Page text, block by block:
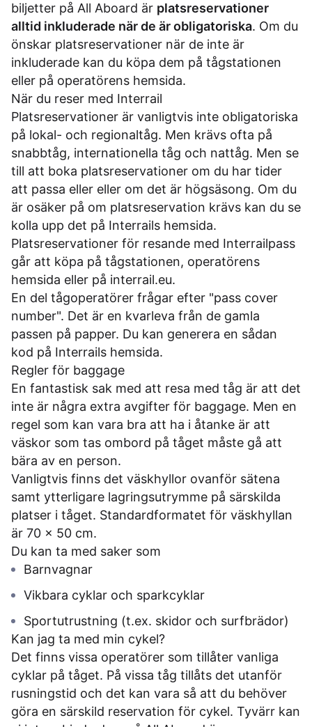
biljetter på All Aboard är platsreservationer
alltid inkluderade när de är obligatoriska. Om du
önskar platsreservationer när de inte är
inkluderade kan du köpa dem på tågstationen
eller på operatörens hemsida.
När du reser med Interrail
Platsreservationer är vanligtvis inte obligatoriska
på lokal- och regionaltåg. Men krävs ofta på
snabbtåg, internationella tåg och nattåg. Men se
till att boka platsreservationer om du har tider
att passa eller eller om det är högsäsong. Om du
är osäker på om platsreservation krävs kan du se
kolla upp det på Interrails hemsida.
Platsreservationer för resande med Interrailpass
går att köpa på tågstationen, operatörens
hemsida eller på interrail.eu.
En del tågoperatörer frågar efter "pass cover
number". Det är en kvarleva från de gamla
passen på papper. Du kan generera en sådan
kod på Interrails hemsida.
Regler för baggage
En fantastisk sak med att resa med tåg är att det
inte är några extra avgifter för baggage. Men en
regel som kan vara bra att ha i åtanke är att
väskor som tas ombord på tåget måste gå att
bära av en person.
Vanligtvis finns det väskhyllor ovanför sätena
samt ytterligare lagringsutrymme på särskilda
platser i tåget. Standardformatet för väskhyllan
är 70 x 50 cm.
Du kan ta med saker som
Barnvagnar
Vikbara cyklar och sparkcyklar
Sportutrustning (t.ex. skidor och surfbrädor)
Kan jag ta med min cykel?
Det finns vissa operatörer som tillåter vanliga
cyklar på tåget. På vissa tåg tillåts det utanför
rusningstid och det kan vara så att du behöver
göra en särskild reservation för cykel. Tyvärr kan